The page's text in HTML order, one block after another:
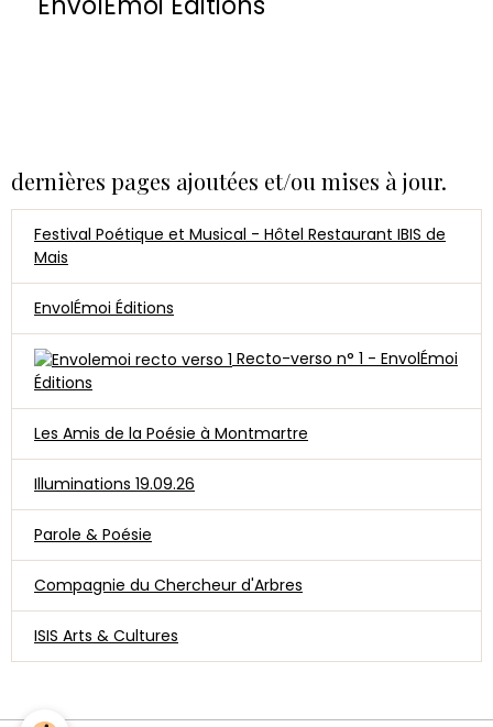
dernières pages ajoutées et/ou mises à jour.
Festival Poétique et Musical - Hôtel Restaurant IBIS de
Mais
EnvolÉmoi Éditions
Recto-verso n° 1 - EnvolÉmoi
Éditions
Les Amis de la Poésie à Montmartre
Illuminations 19.09.26
Parole & Poésie
Compagnie du Chercheur d'Arbres
ISIS Arts & Cultures